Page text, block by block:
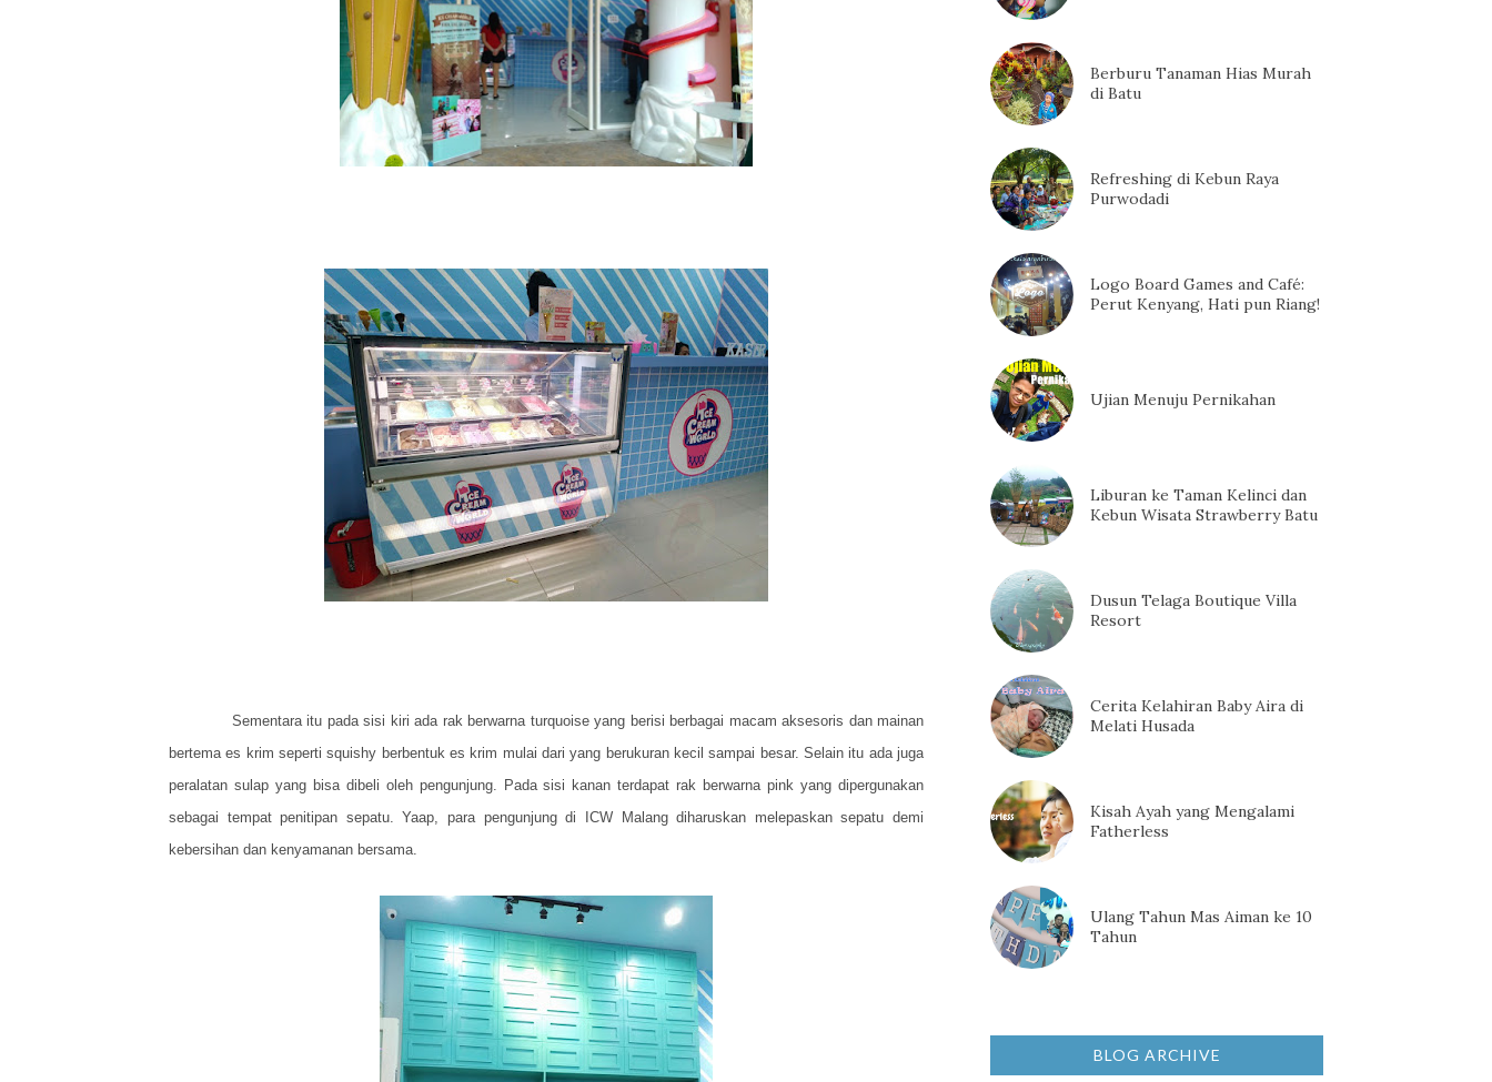
Sementara itu pada sisi kiri ada rak berwarna turquoise yang berisi berbagai macam aksesoris dan mainan
bertema es krim seperti squishy berbentuk es krim mulai dari yang berukuran kecil sampai besar. Selain itu ada juga
peralatan sulap yang bisa dibeli oleh pengunjung. Pada sisi kanan terdapat rak berwarna pink yang dipergunakan
sebagai tempat penitipan sepatu. Yaap, para pengunjung di ICW Malang diharuskan melepaskan sepatu demi
kebersihan dan kenyamanan bersama.
Berburu Tanaman Hias Murah
di Batu
Refreshing di Kebun Raya
Purwodadi
Logo Board Games and Café:
Perut Kenyang, Hati pun Riang!
Ujian Menuju Pernikahan
Liburan ke Taman Kelinci dan
Kebun Wisata Strawberry Batu
Dusun Telaga Boutique Villa
Resort
Cerita Kelahiran Baby Aira di
Melati Husada
Kisah Ayah yang Mengalami
Fatherless
Ulang Tahun Mas Aiman ke 10
Tahun
BLOG ARCHIVE